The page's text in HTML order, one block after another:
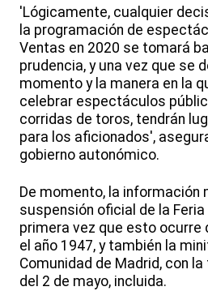
'Lógicamente, cualquier
la programación de
Ventas en 2020 se tomará
prudencia, y una vez que se
momento y la manera en la
celebrar espectáculos
corridas de toros, tendrán
para los aficionados',
gobierno autonómico.
De momento, la información
suspensión oficial de la Feria
primera vez que esto ocurre
el año 1947, y también la
Comunidad de Madrid, con
del 2 de mayo, incluida.